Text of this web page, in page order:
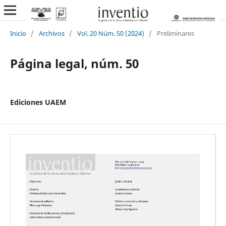
Inicio / Archivos / Vol. 20 Núm. 50 (2024) / Preliminares
Página legal, núm. 50
Ediciones UAEM